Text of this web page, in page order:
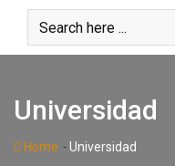
content
Universidad
Home -Universidad